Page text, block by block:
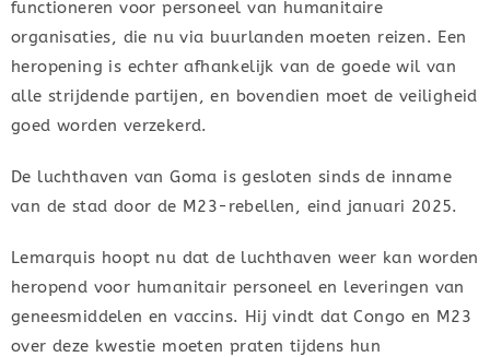
functioneren voor personeel van humanitaire
organisaties, die nu via buurlanden moeten reizen. Een
heropening is echter afhankelijk van de goede wil van
alle strijdende partijen, en bovendien moet de veiligheid
goed worden verzekerd.
De luchthaven van Goma is gesloten sinds de inname
van de stad door de M23-rebellen, eind januari 2025.
Lemarquis hoopt nu dat de luchthaven weer kan worden
heropend voor humanitair personeel en leveringen van
geneesmiddelen en vaccins. Hij vindt dat Congo en M23
over deze kwestie moeten praten tijdens hun